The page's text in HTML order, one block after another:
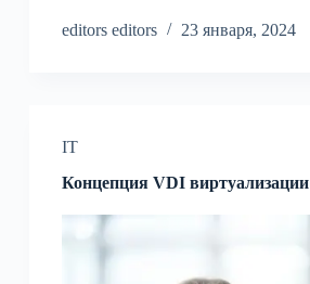
editors editors 23 января, 2024
IT
Концепция VDI виртуализации